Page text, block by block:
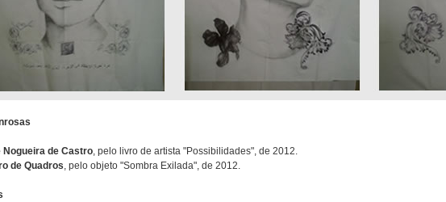
Nogueira de Castro, pelo livro de artista "Possibilidades", de 2012.
de Quadros, pelo objeto "Sombra Exilada", de 2012.